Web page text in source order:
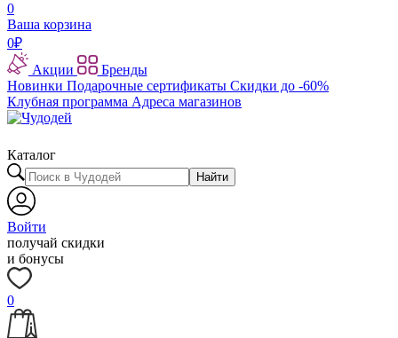
0
Ваша корзина
0₽
Акции
Бренды
Новинки Подарочные сертификаты Скидки до -60%
Клубная программа Адреса магазинов
Каталог
Найти
Войти
получай скидки
и бонусы
0